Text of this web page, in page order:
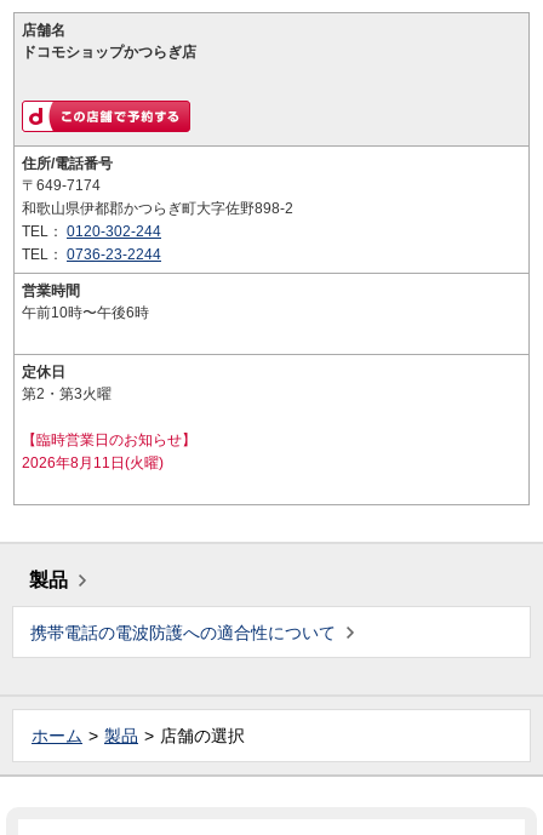
店舗名
ドコモショップかつらぎ店
住所/電話番号
〒649-7174
和歌山県伊都郡かつらぎ町大字佐野898-2
TEL： 0120-302-244
TEL： 0736-23-2244
営業時間
午前10時〜午後6時
定休日
第2・第3火曜
【臨時営業日のお知らせ】
2026年8月11日(火曜)
製品
携帯電話の電波防護への適合性について
ホーム 製品 店舗の選択